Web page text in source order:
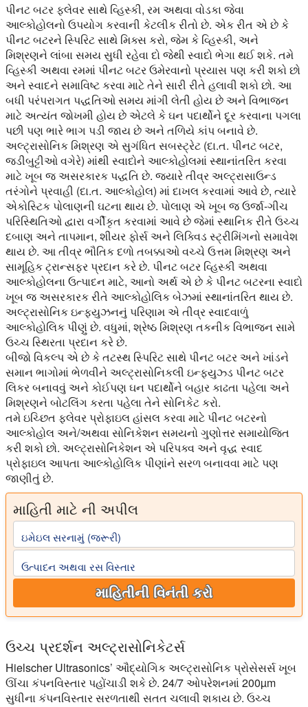
પીનટ બટર ફ્લેવર સાથે વ્હિસ્કી, રમ અથવા વોડકા જેવા
આલ્કોહોલનો ઉપયોગ કરવાની કેટલીક રીતો છે. એક રીત એ છે કે
પીનટ બટરને સ્પિરિટ સાથે મિક્સ કરો, જેમ કે વ્હિસ્કી, અને
મિશ્રણને લાંબા સમય સુધી રહેવા દો જેથી સ્વાદો ભેગા થઈ શકે. તમે
વ્હિસ્કી અથવા રમમાં પીનટ બટર ઉમેરવાનો પ્રયાસ પણ કરી શકો છો
અને સ્વાદને સમાવિષ્ટ કરવા માટે તેને સારી રીતે હલાવી શકો છો. આ
બધી પરંપરાગત પદ્ધતિઓ સમય માંગી લેતી હોય છે અને વિભાજન
માટે અત્યંત જોખમી હોય છે એટલે કે ઘન પદાર્થોને દૂર કરવાના પગલા
પછી પણ ભારે ભાગ પડી જાય છે અને તળિયે કાંપ બનાવે છે.
અલ્ટ્રાસોનિક મિશ્રણ એ સુગંધિત સબસ્ટ્રેટ (દા.ત. પીનટ બટર,
જડીબુટ્ટીઓ વગેરે) માંથી સ્વાદોને આલ્કોહોલમાં સ્થાનાંતરિત કરવા
માટે ખૂબ જ અસરકારક પદ્ધતિ છે. જ્યારે તીવ્ર અલ્ટ્રાસાઉન્ડ
તરંગોને પ્રવાહી (દા.ત. આલ્કોહોલ) માં દાખલ કરવામાં આવે છે, ત્યારે
એકોસ્ટિક પોલાણની ઘટના થાય છે. પોલાણ એ ખૂબ જ ઉર્જા-ગીચ
પરિસ્થિતિઓ દ્વારા વર્ગીકૃત કરવામાં આવે છે જેમાં સ્થાનિક રીતે ઉચ્ચ
દબાણ અને તાપમાન, શીયર ફોર્સ અને લિક્વિડ સ્ટ્રીમિંગનો સમાવેશ
થાય છે. આ તીવ્ર ભૌતિક દળો તબક્કાઓ વચ્ચે ઉત્તમ મિશ્રણ અને
સામૂહિક ટ્રાન્સફર પ્રદાન કરે છે. પીનટ બટર વ્હિસ્કી અથવા
આલ્કોહોલના ઉત્પાદન માટે, આનો અર્થ એ છે કે પીનટ બટરના સ્વાદો
ખૂબ જ અસરકારક રીતે આલ્કોહોલિક બેઝમાં સ્થાનાંતરિત થાય છે.
અલ્ટ્રાસોનિક ઇન્ફ્યુઝનનું પરિણામ એ તીવ્ર સ્વાદવાળું
આલ્કોહોલિક પીણું છે. વધુમાં, શ્રેષ્ઠ મિશ્રણ તકનીક વિભાજન સામે
ઉચ્ચ સ્થિરતા પ્રદાન કરે છે.
બીજો વિકલ્પ એ છે કે તટસ્થ સ્પિરિટ સાથે પીનટ બટર અને ખાંડને
સમાન ભાગોમાં ભેળવીને અલ્ટ્રાસોનિકલી ઇન્ફ્યુઝ્ડ પીનટ બટર
લિકર બનાવવું અને કોઈપણ ઘન પદાર્થોને બહાર કાઢતા પહેલા અને
મિશ્રણને બોટલિંગ કરતા પહેલા તેને સોનિકેટ કરો.
તમે ઇચ્છિત ફ્લેવર પ્રોફાઇલ હાંસલ કરવા માટે પીનટ બટરનો
આલ્કોહોલ અને/અથવા સોનિકેશન સમયનો ગુણોત્તર સમાયોજિત
કરી શકો છો. અલ્ટ્રાસોનિકેશન એ પરિપક્વ અને વૃદ્ધ સ્વાદ
પ્રોફાઇલ આપતા આલ્કોહોલિક પીણાંને સરળ બનાવવા માટે પણ
જાણીતું છે.
માહિતી માટે ની અપીલ
ઇમેઇલ સરનામું (જરૂરી)
ઉત્પાદન અથવા રસ વિસ્તાર
માહિતીની વિનંતી કરો
ઉચ્ચ પ્રદર્શન અલ્ટ્રાસોનિકેટર્સ
Hielscher Ultrasonics’ ઔદ્યોગિક અલ્ટ્રાસોનિક પ્રોસેસર્સ ખૂબ
ઊંચા કંપનવિસ્તાર પહોંચાડી શકે છે. 24/7 ઓપરેશનમાં 200µm
સુધીના કંપનવિસ્તાર સરળતાથી સતત ચલાવી શકાય છે. ઉચ્ચ